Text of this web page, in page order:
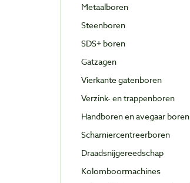
Metaalboren
Steenboren
SDS+ boren
Gatzagen
Vierkante gatenboren
Verzink- en trappenboren
Handboren en avegaar boren
Scharniercentreerboren
Draadsnijgereedschap
Kolomboormachines